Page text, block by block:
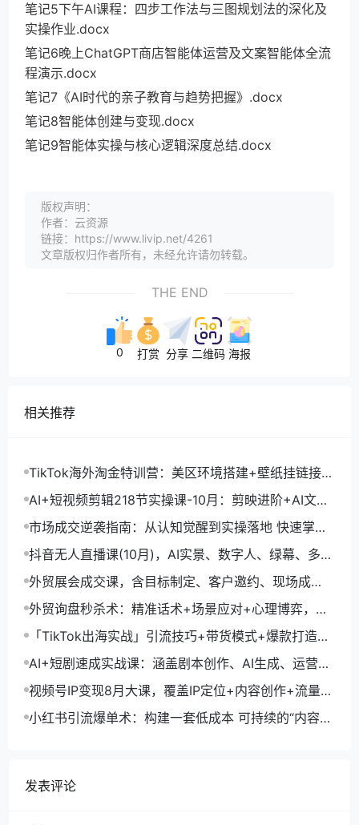
笔记5下午AI课程：四步工作法与三图规划法的深化及
实操作业.docx
笔记6晚上ChatGPT商店智能体运营及文案智能体全流
程演示.docx
笔记7《AI时代的亲子教育与趋势把握》.docx
笔记8智能体创建与变现.docx
笔记9智能体实操与核心逻辑深度总结.docx
版权声明：
作者：云资源
链接：https://www.livip.net/4261
文章版权归作者所有，未经允许请勿转载。
THE END
0 打赏 分享 二维码 海报
相关推荐
TikTok海外淘金特训营：美区环境搭建+壁纸挂链接
+剪映数字人，月入1.5万
AI+短视频剪辑218节实操课-10月：剪映进阶+AI文案
生成+账号运营，月入2万
市场成交逆袭指南：从认知觉醒到实操落地 快速掌握
市场开拓与成交核心能力
抖音无人直播课(10月)，AI实景、数字人、绿幕、多种
玩法、24小时自动盈利
外贸展会成交课，含目标制定、客户邀约、现场成
交，系统化SOP提升参展ROI
外贸询盘秒杀术：精准话术+场景应对+心理博弈，单
月询盘转化率提升200%
「TikTok出海实战」引流技巧+带货模式+爆款打造，
单月变现10万+秘籍
AI+短剧速成实战课：涵盖剧本创作、AI生成、运营变
现，单部剧收益破万
视频号IP变现8月大课，覆盖IP定位+内容创作+流量获
取+合规运营+商业转化
小红书引流爆单术：构建一套低成本 可持续的“内容-
发表评论